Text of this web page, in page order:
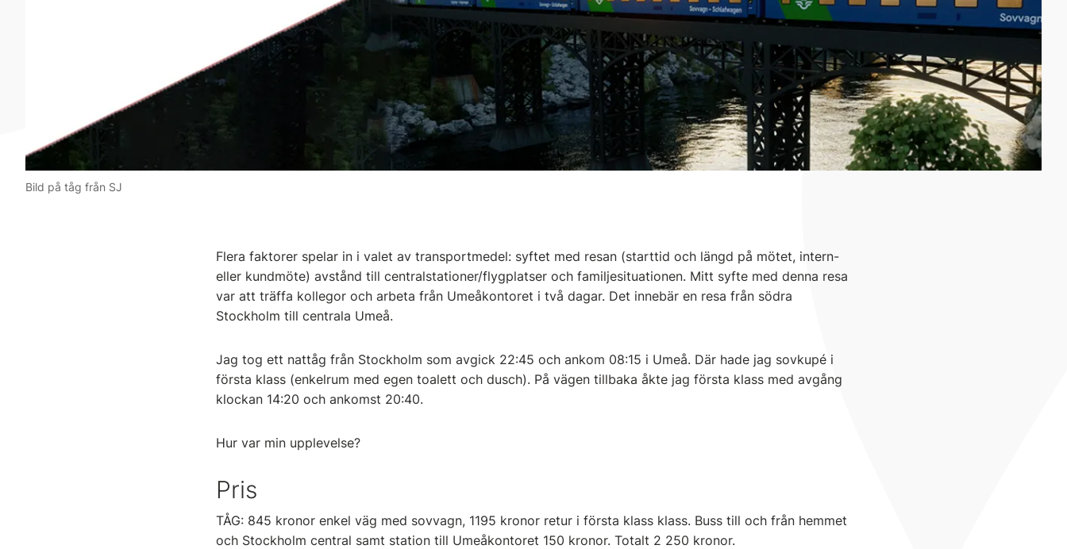
Bild på tåg från SJ
Flera faktorer spelar in i valet av transportmedel: syftet med resan (starttid och längd på mötet, intern-
eller kundmöte) avstånd till centralstationer/flygplatser och familjesituationen. Mitt syfte med denna resa
var att träffa kollegor och arbeta från Umeåkontoret i två dagar. Det innebär en resa från södra
Stockholm till centrala Umeå.
Jag tog ett nattåg från Stockholm som avgick 22:45 och ankom 08:15 i Umeå. Där hade jag sovkupé i
första klass (enkelrum med egen toalett och dusch). På vägen tillbaka åkte jag första klass med avgång
klockan 14:20 och ankomst 20:40.
Hur var min upplevelse?
Pris
TÅG: 845 kronor enkel väg med sovvagn, 1195 kronor retur i första klass klass. Buss till och från hemmet
och Stockholm central samt station till Umeåkontoret 150 kronor. Totalt 2 250 kronor.